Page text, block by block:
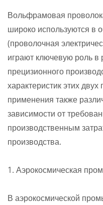
Вольфрамовая
широко используются в
(проволочная
играют ключевую роль в
прецизионного
характеристик этих
применения также
зависимости от
производственным
производства.
1. Аэрокосмическая
В аэрокосмической